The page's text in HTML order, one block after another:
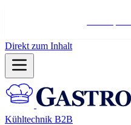
Direkt zum Inhalt
Kühltechnik B2B